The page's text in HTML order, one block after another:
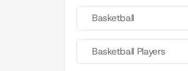
Basketball
Basketball Players